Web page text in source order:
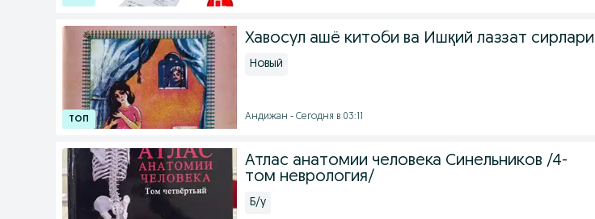
Хавосул ашё китоби ва Ишқий лаззат сирлари
Новый
Андижан - Сегодня в 03:11
Атлас анатомии человека Синельников /4-
том неврология/
Б/у